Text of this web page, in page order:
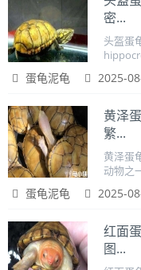
密...
头盔蛋
蛋龟泥龟 2025-
黄泽
繁...
黄泽蛋
动物之
蛋龟泥龟 2025-
红面
图...